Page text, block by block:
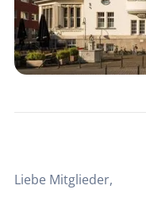
Liebe Mitglieder,